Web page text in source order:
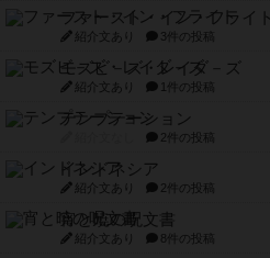
ファースト・イン・フライト
紹介文あり 3件の投稿
モズビ－ズ・レイダ－ズ
紹介文あり 1件の投稿
テンプテーション
2件の投稿
インドネシア
紹介文あり 2件の投稿
宵と暁の呪文書
紹介文あり 8件の投稿